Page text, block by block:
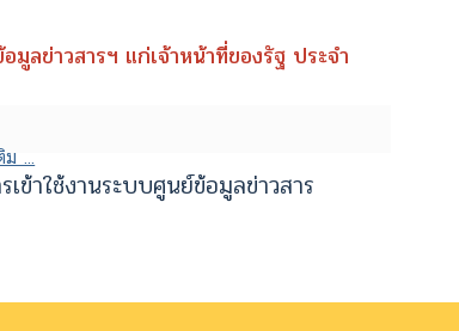
ลข่าวสารฯ แก่เจ้าหน้าที่ของรัฐ ประจำ
ม ...
เข้าใช้งานระบบศูนย์ข้อมูลข่าวสาร